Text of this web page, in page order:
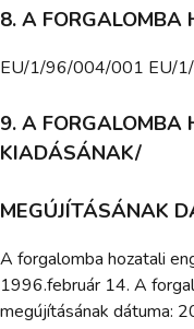
8. A FORGALOMBA
EU/1/96/004/001 EU/
9. A FORGALOMBA
KIADÁSÁNAK/
MEGÚJÍTÁSÁNAK
A forgalomba hozatali
1996.február 14. A
megújításának dátuma: